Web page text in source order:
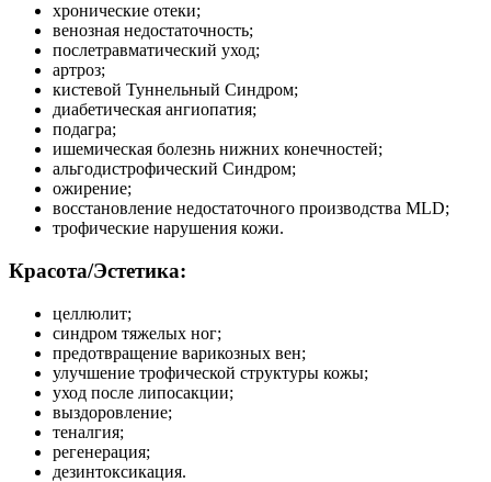
хронические отеки;
венозная недостаточность;
послетравматический уход;
артроз;
кистевой Туннельный Синдром;
диабетическая ангиопатия;
подагра;
ишемическая болезнь нижних конечностей;
альгодистрофический Синдром;
ожирение;
восстановление недостаточного производства MLD;
трофические нарушения кожи.
Красота/Эстетика:
целлюлит;
синдром тяжелых ног;
предотвращение варикозных вен;
улучшение трофической структуры кожы;
уход после липосакции;
выздоровление;
теналгия;
регенерация;
дезинтоксикация.